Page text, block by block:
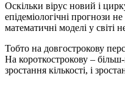
Оскільки вірус новий і
епідеміологічні прогнози
математичні моделі у світі
Тобто на довгострокову
На короткострокову –
зростання кількості, і